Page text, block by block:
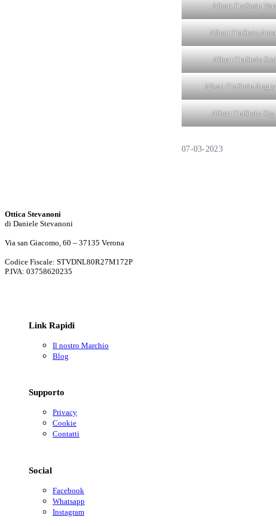
Albert I’mStein
Albert I’mStein
Albert I’mStein
Albert I’mStein
Albert I’mStein Zig
07-03-2023
Footer
Ottica Stevanoni
di Daniele Stevanoni
Via san Giacomo, 60 – 37135 Verona
Codice Fiscale: STVDNL80R27M172P
P.IVA: 03758620235
Link Rapidi
Il nostro Marchio
Blog
Supporto
Privacy
Cookie
Contatti
Social
Facebook
Whatsapp
Instagram